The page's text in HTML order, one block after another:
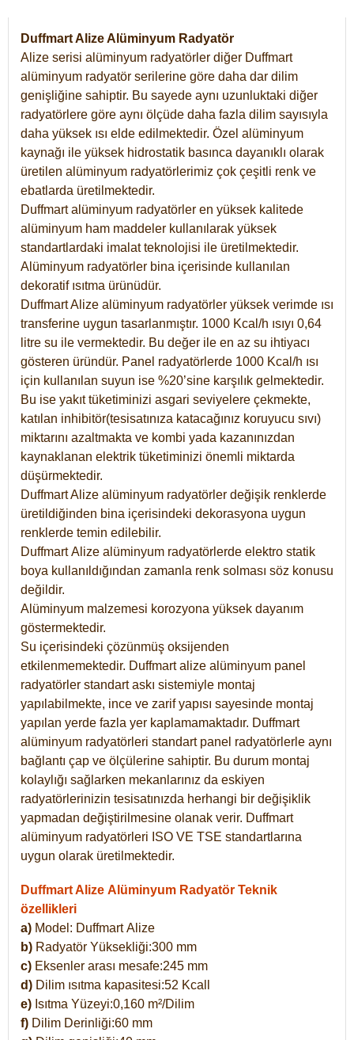
Duffmart Alize Alüminyum Radyatör
Alize serisi alüminyum radyatörler diğer Duffmart
alüminyum radyatör serilerine göre daha dar dilim
genişliğine sahiptir. Bu sayede aynı uzunluktaki diğer
radyatörlere göre aynı ölçüde daha fazla dilim sayısıyla
daha yüksek ısı elde edilmektedir. Özel alüminyum
kaynağı ile yüksek hidrostatik basınca dayanıklı olarak
üretilen alüminyum radyatörlerimiz çok çeşitli renk ve
ebatlarda üretilmektedir.
Duffmart alüminyum radyatörler en yüksek kalitede
alüminyum ham maddeler kullanılarak yüksek
standartlardaki imalat teknolojisi ile üretilmektedir.
Alüminyum radyatörler bina içerisinde kullanılan
dekoratif ısıtma ürünüdür.
Duffmart Alize alüminyum radyatörler yüksek verimde ısı
transferine uygun tasarlanmıştır. 1000 Kcal/h ısıyı 0,64
litre su ile vermektedir. Bu değer ile en az su ihtiyacı
gösteren üründür. Panel radyatörlerde 1000 Kcal/h ısı
için kullanılan suyun ise %20’sine karşılık gelmektedir.
Bu ise yakıt tüketiminizi asgari seviyelere çekmekte,
katılan inhibitör(tesisatınıza katacağınız koruyucu sıvı)
miktarını azaltmakta ve kombi yada kazanınızdan
kaynaklanan elektrik tüketiminizi önemli miktarda
düşürmektedir.
Duffmart Alize alüminyum radyatörler değişik renklerde
üretildiğinden bina içerisindeki dekorasyona uygun
renklerde temin edilebilir.
DuffmartAlize alüminyum radyatörlerde elektro statik
boya kullanıldığından zamanla renk solması söz konusu
değildir.
Alüminyum malzemesi korozyona yüksek dayanım
göstermektedir.
Su içerisindeki çözünmüş oksijenden
etkilenmemektedir. Duffmart alize alüminyum panel
radyatörler standart askı sistemiyle montaj
yapılabilmekte, ince ve zarif yapısı sayesinde montaj
yapılan yerde fazla yer kaplamamaktadır. Duffmart
alüminyum radyatörleri standart panel radyatörlerle aynı
bağlantı çap ve ölçülerine sahiptir. Bu durum montaj
kolaylığı sağlarken mekanlarınız da eskiyen
radyatörlerinizin tesisatınızda herhangi bir değişiklik
yapmadan değiştirilmesine olanak verir. Duffmart
alüminyum radyatörleri ISO VE TSE standartlarına
uygun olarak üretilmektedir.
Duffmart Alize Alüminyum Radyatör Teknik
özellikleri
a) Model: DuffmartAlize
b) Radyatör Yüksekliği:300 mm
c) Eksenler arası mesafe:245 mm
d) Dilim ısıtma kapasitesi:52 Kcall
e) Isıtma Yüzeyi:0,160 m²/Dilim
f) Dilim Derinliği:60 mm